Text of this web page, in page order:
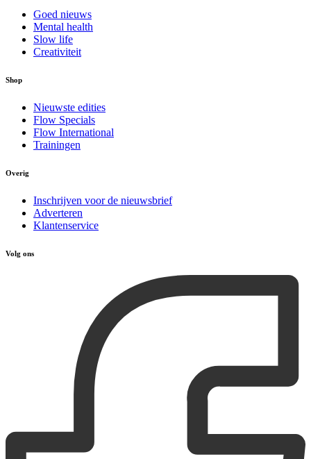
Goed nieuws
Mental health
Slow life
Creativiteit
Shop
Nieuwste edities
Flow Specials
Flow International
Trainingen
Overig
Inschrijven voor de nieuwsbrief
Adverteren
Klantenservice
Volg ons